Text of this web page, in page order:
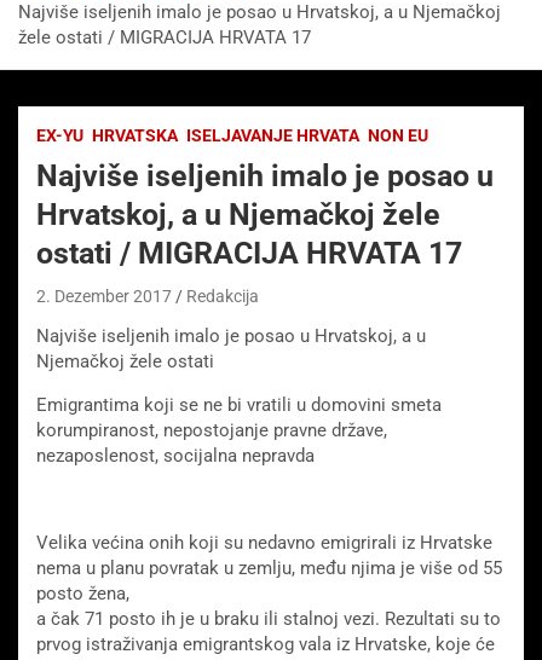
Najviše iseljenih imalo je posao u Hrvatskoj, a u Njemačkoj
žele ostati / MIGRACIJA HRVATA 17
EX-YU HRVATSKA ISELJAVANJE HRVATA NON EU
Najviše iseljenih imalo je posao u
Hrvatskoj, a u Njemačkoj žele
ostati / MIGRACIJA HRVATA 17
2. Dezember 2017 Redakcija
Najviše iseljenih imalo je posao u Hrvatskoj, a u
Njemačkoj žele ostati
Emigrantima koji se ne bi vratili u domovini smeta
korumpiranost, nepostojanje pravne države,
nezaposlenost, socijalna nepravda
Velika većina onih koji su nedavno emigrirali iz Hrvatske
nema u planu povratak u zemlju, među njima je više od 55
posto žena,
a čak 71 posto ih je u braku ili stalnoj vezi. Rezultati su to
prvog istraživanja emigrantskog vala iz Hrvatske, koje će